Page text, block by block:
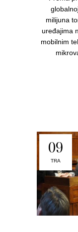
milijuna
uređajima
mobilnim
09
TRA